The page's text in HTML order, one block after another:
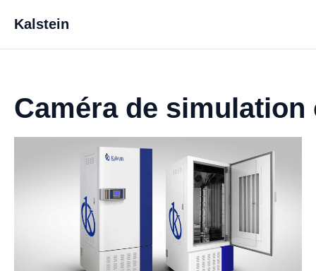
Kalstein
Caméra de simulation